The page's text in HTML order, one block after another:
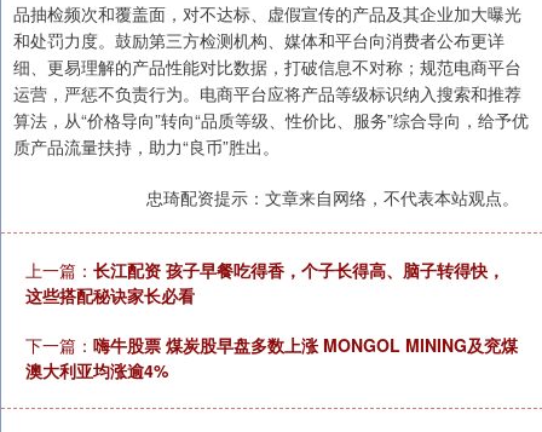
品抽检频次和覆盖面，对不达标、虚假宣传的产品及其企业加大曝光
和处罚力度。鼓励第三方检测机构、媒体和平台向消费者公布更详
细、更易理解的产品性能对比数据，打破信息不对称；规范电商平台
运营，严惩不负责行为。电商平台应将产品等级标识纳入搜索和推荐
算法，从“价格导向”转向“品质等级、性价比、服务”综合导向，给予优
质产品流量扶持，助力“良币”胜出。
忠琦配资提示：文章来自网络，不代表本站观点。
上一篇： 长江配资 孩子早餐吃得香，个子长得高、脑子转得快，
这些搭配秘诀家长必看
下一篇： 嗨牛股票 煤炭股早盘多数上涨 MONGOL MINING及兖煤
澳大利亚均涨逾4%